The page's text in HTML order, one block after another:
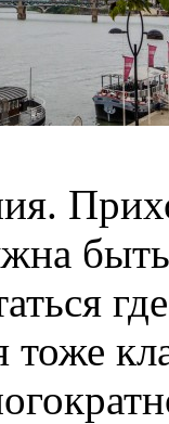
тоже